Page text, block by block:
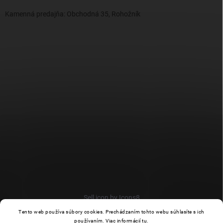
Tento web používa súbory cookies. Prechádzaním tohto webu súhlasíte s ich
používaním. Viac informáciítu
Kamenná predajňa: Obchodná 35, Rohožník
Sell icon by Icons8